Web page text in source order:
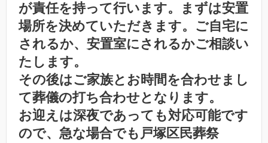
が責任を持って行います。まずは安置
場所を決めていただきます。ご自宅に
されるか、安置室にされるかご相談い
たします。
その後はご家族とお時間を合わせまし
て葬儀の打ち合わせとなります。
お迎えは深夜であっても対応可能です
ので、急な場合でも戸塚区民葬祭